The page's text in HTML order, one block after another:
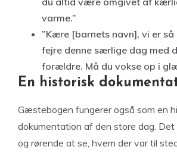
varme.”
”Kære [barnets navn], vi er
fejre denne særlige dag med
forældre. Må du vokse op i
En historisk
Gæstebogen fungerer også som en
dokumentation af den store dag.
og rørende at se, hvem der var til